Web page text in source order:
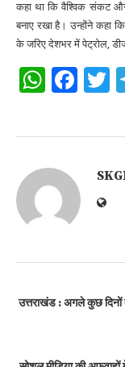
कहा था कि वैश्विक संकट
बनाए रखा है। उन्होंने कहा
के जरिए देशभर में पेट्रोल,
उत्तराखंड : अगले कुछ दिनों